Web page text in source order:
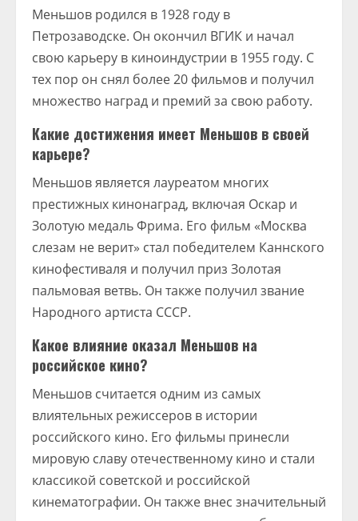
Меньшов родился в 1928 году в
Петрозаводске. Он окончил ВГИК и начал
свою карьеру в киноиндустрии в 1955 году. С
тех пор он снял более 20 фильмов и получил
множество наград и премий за свою работу.
Какие достижения имеет Меньшов в своей
карьере?
Меньшов является лауреатом многих
престижных кинонаград, включая Оскар и
Золотую медаль Фрима. Его фильм «Москва
слезам не верит» стал победителем Каннского
кинофестиваля и получил приз Золотая
пальмовая ветвь. Он также получил звание
Народного артиста СССР.
Какое влияние оказал Меньшов на
российское кино?
Меньшов считается одним из самых
влиятельных режиссеров в истории
российского кино. Его фильмы принесли
мировую славу отечественному кино и стали
классикой советской и российской
кинематографии. Он также внес значительный